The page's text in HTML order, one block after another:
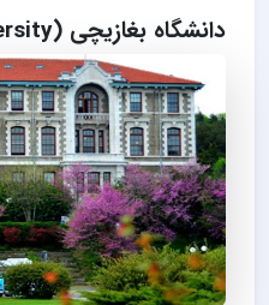
دانشگاه بغازیچی (Boğaziçi University)